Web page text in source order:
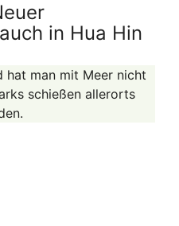
in Hua Hin
hat man mit Meer nicht
schießen allerorts